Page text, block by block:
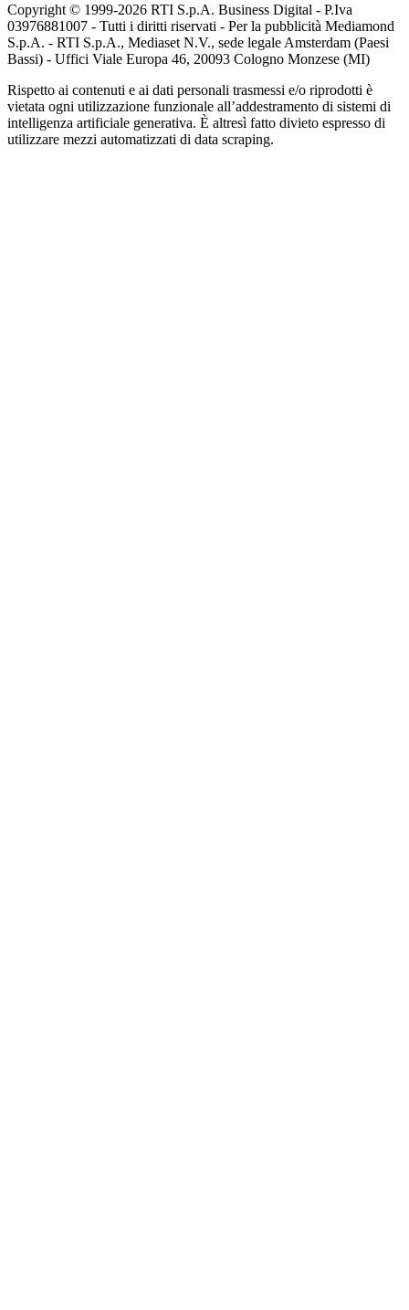
Copyright © 1999-2026 RTI S.p.A. Business Digital - P.Iva
03976881007 - Tutti i diritti riservati - Per la pubblicità Mediamond
S.p.A. - RTI S.p.A., Mediaset N.V., sede legale Amsterdam (Paesi
Bassi) - Uffici Viale Europa 46, 20093 Cologno Monzese (MI)
Rispetto ai contenuti e ai dati personali trasmessi e/o riprodotti è
vietata ogni utilizzazione funzionale all’addestramento di sistemi di
intelligenza artificiale generativa. È altresì fatto divieto espresso di
utilizzare mezzi automatizzati di data scraping.